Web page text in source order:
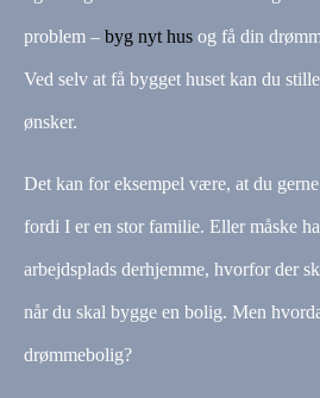
problem – byg nyt hus og få din
Ved selv at få bygget huset kan du
ønsker.
Det kan for eksempel være, at du
fordi I er en stor familie. Eller måske
arbejdsplads derhjemme, hvorfor der
når du skal bygge en bolig. Men
drømmebolig?